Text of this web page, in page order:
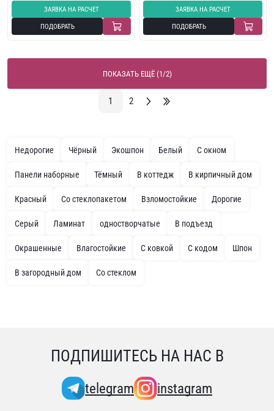
ЗАЯВКА НА РАСЧЕТ
ПОДОБРАТЬ
ЗАЯВКА НА РАСЧЕТ
ПОДОБРАТЬ
ПОКАЗАТЬ ЕЩЁ (1/2)
1 2
Недорогие Чёрный Экошпон Белый С окном
Панели наборные Тёмный В коттедж В кирпичный дом
Красный Со стеклопакетом Взломостойкие Дорогие
Серый Ламинат одностворчатые В подъезд
Окрашенные Влагостойкие С ковкой С кодом Шпон
В загородный дом Со стеклом
ПОДПИШИТЕСЬ НА НАС В
telegram instagram